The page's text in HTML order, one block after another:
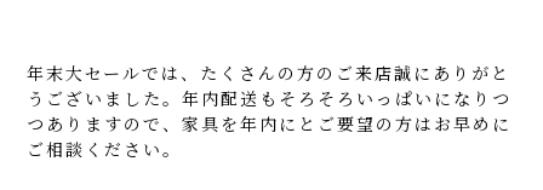
年末大セールでは、たくさんの方のご来店誠にありがと
うございました。年内配送もそろそろいっぱいになりつ
つありますので、家具を年内にとご要望の方はお早めに
ご相談ください。